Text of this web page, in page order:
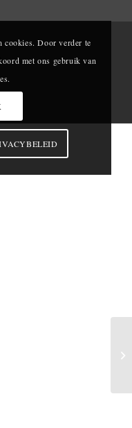
cookies. Door verder te
met ons gebruik van